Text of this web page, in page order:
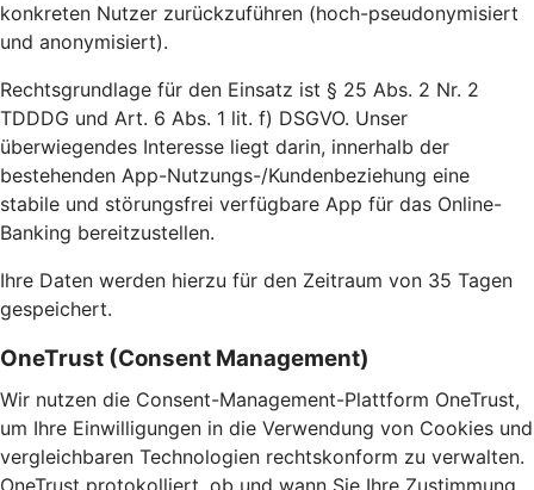
konkreten Nutzer zurückzuführen (hoch-pseudonymisiert
und anonymisiert).
Rechtsgrundlage für den Einsatz ist § 25 Abs. 2 Nr. 2
TDDDG und Art. 6 Abs. 1 lit. f) DSGVO. Unser
überwiegendes Interesse liegt darin, innerhalb der
bestehenden App-Nutzungs-/Kundenbeziehung eine
stabile und störungsfrei verfügbare App für das Online-
Banking bereitzustellen.
Ihre Daten werden hierzu für den Zeitraum von 35 Tagen
gespeichert.
OneTrust (Consent Management)
Wir nutzen die Consent-Management-Plattform OneTrust,
um Ihre Einwilligungen in die Verwendung von Cookies und
vergleichbaren Technologien rechtskonform zu verwalten.
OneTrust protokolliert, ob und wann Sie Ihre Zustimmung